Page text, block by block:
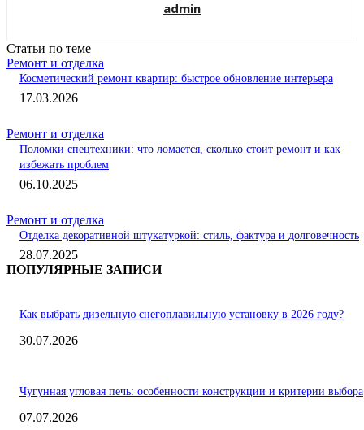
admin
Статьи по теме
Ремонт и отделка
Косметический ремонт квартир: быстрое обновление интерьера
17.03.2026
Ремонт и отделка
Поломки спецтехники: что ломается, сколько стоит ремонт и как
избежать проблем
06.10.2025
Ремонт и отделка
Отделка декоративной штукатуркой: стиль, фактура и долговечность
28.07.2025
ПОПУЛЯРНЫЕ ЗАПИСИ
Как выбрать дизельную снегоплавильную установку в 2026 году?
30.07.2026
Чугунная угловая печь: особенности конструкции и критерии выбора
07.07.2026